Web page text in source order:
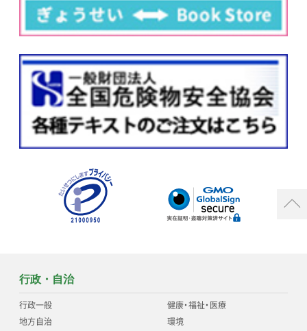
行政・自治
行政一般
地方自治
健康・福祉・医療
環境